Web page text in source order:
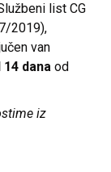
list CG
2019),
van
dana od
iz